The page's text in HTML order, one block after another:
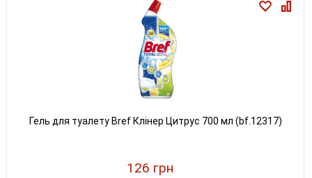
Гель для туалету Bref Клінер Цитрус 700 мл (bf.12317)
126 грн